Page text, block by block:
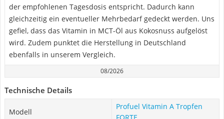
der empfohlenen Tagesdosis entspricht. Dadurch kann
gleichzeitig ein eventueller Mehrbedarf gedeckt werden. Uns
gefiel, dass das Vitamin in MCT-Öl aus Kokosnuss aufgelöst
wird. Zudem punktet die Herstellung in Deutschland
ebenfalls in unserem Vergleich.
08/2026
Technische Details
Modell
Profuel Vitamin A Tropfen